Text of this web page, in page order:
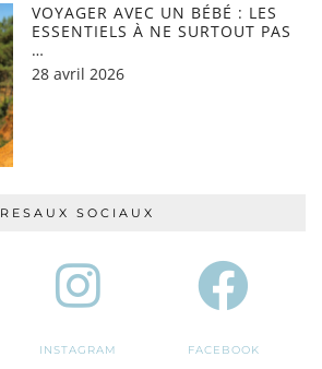
VOYAGER AVEC UN BÉBÉ : LES
ESSENTIELS À NE SURTOUT PAS
…
28 avril 2026
RESAUX SOCIAUX
INSTAGRAM FACEBOOK